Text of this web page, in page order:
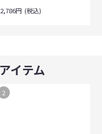
2,786円 (税込)
イテム
2